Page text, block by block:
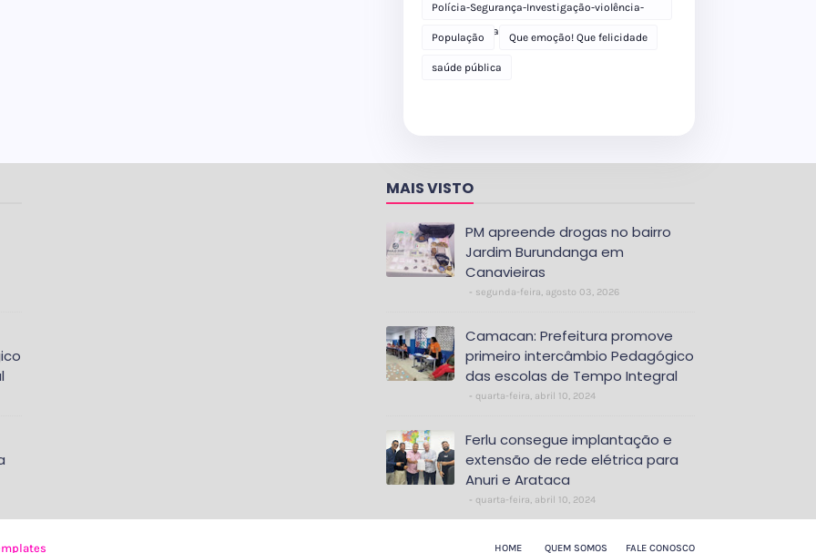
Polícia-Segurança-Investigação-violência-
Polícia Militar-delegacia
População Que emoção! Que felicidade
saúde pública
MAIS VISTO
PM apreende drogas no bairro
Jardim Burundanga em
Canavieiras
segunda-feira, agosto 03, 2026
Camacan: Prefeitura promove
primeiro intercâmbio Pedagógico
das escolas de Tempo Integral
quarta-feira, abril 10, 2024
Ferlu consegue implantação e
extensão de rede elétrica para
Anuri e Arataca
quarta-feira, abril 10, 2024
HOME QUEM SOMOS FALE CONOSCO